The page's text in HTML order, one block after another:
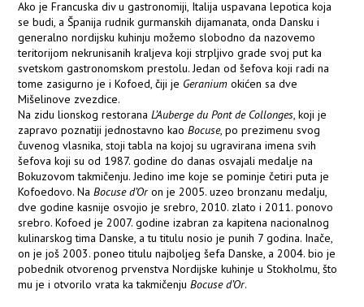
Ako je Francuska div u gastronomiji, Italija uspavana lepotica koja
se budi, a Španija rudnik gurmanskih dijamanata, onda Dansku i
generalno nordijsku kuhinju možemo slobodno da nazovemo
teritorijom nekrunisanih kraljeva koji strpljivo grade svoj put ka
svetskom gastronomskom prestolu. Jedan od šefova koji radi na
tome zasigurno je i Kofoed, čiji je Geranium okićen sa dve
Mišelinove zvezdice.
Na zidu lionskog restoranaL’Auberge du Pont de Collonges, koji je
zapravo poznatiji jednostavno kaoBocuse, po prezimenu svog
čuvenog vlasnika, stoji tabla na kojoj su ugravirana imena svih
šefova koji su od 1987. godine do danas osvajali medalje na
Bokuzovom takmičenju. Jedino ime koje se pominje četiri puta je
Kofoedovo. NaBocuse d’Oron je 2005. uzeo bronzanu medalju,
dve godine kasnije osvojio je srebro, 2010. zlato i 2011. ponovo
srebro. Kofoed je 2007. godine izabran za kapitena nacionalnog
kulinarskog tima Danske, a tu titulu nosio je punih 7 godina. Inače,
on je još 2003. poneo titulu najboljeg šefa Danske, a 2004. bio je
pobednik otvorenog prvenstva Nordijske kuhinje u Stokholmu, što
mu je i otvorilo vrata ka takmičenjuBocuse d’Or.